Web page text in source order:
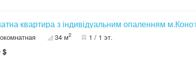
квартира з індивідуальним опаленням
34 м2 1 / 1 эт.
$